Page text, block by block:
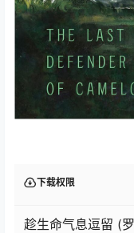
下载权限
趁生命气息逗留 (